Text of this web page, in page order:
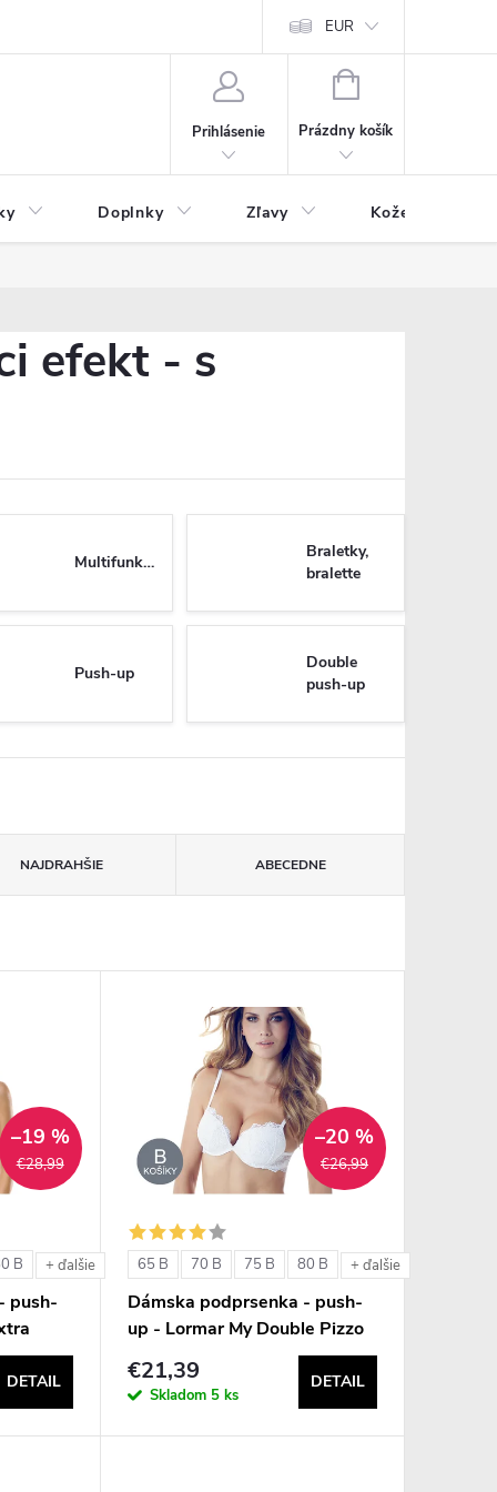
EUR
Prihlásenie
NÁKUPNÝ
Prázdny košík
Doplnky Zľavy Kožený tovar
efekt - s
Multifunkčné
Braletky,
bralette
Push-up
Double
push-up
NAJDRAHŠIE ABECEDNE
€28,99
–19 %
B + ďalšie
push-
DETAIL
€26,99
–20 %
65 B 70 B 75 B 80 B + ďalšie
Dámska podprsenka - push-
up - Lormar My Double Pizzo
€21,39
Skladom 5 ks
DETAIL